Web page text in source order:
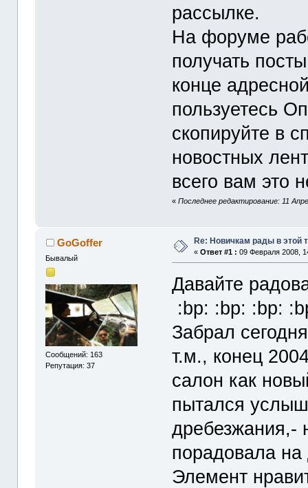
рассылке.
На форуме
получать
конце
пользуетесь
скопируйте в
новостных
всего вам это
«Последнее редактирование: 11
GoGoffer
Бывалый
Сообщений: 163
Репутация: 37
Re: Новичкам рады в этой
«Ответ #1 : 09 Февраля 2008,
Давайте
:bp: :bp: :bp:
Забрал
т.м., конец
салон как
пытался
дребезжания,-
порадовала на
Элемент